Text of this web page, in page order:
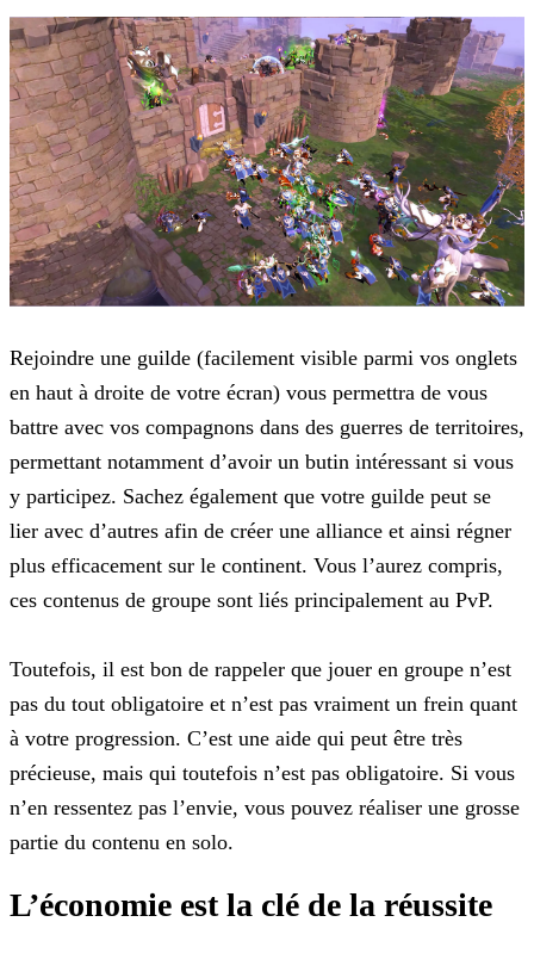
Rejoindre une guilde (facilement visible parmi vos onglets
en haut à droite de votre écran) vous permettra de vous
battre avec vos compagnons dans des guerres de territoires,
permettant notamment d’avoir un butin intéressant si vous
y participez. Sachez également que votre guilde peut se
lier avec d’autres afin de créer une alliance et ainsi régner
plus efficacement sur le continent. Vous l’aurez compris,
ces contenus de groupe sont liés principalement au PvP.
Toutefois, il est bon de rappeler que jouer en groupe n’est
pas du tout obligatoire et n’est pas vraiment un frein quant
à votre progression. C’est une aide qui peut être très
précieuse, mais qui toutefois n’est pas obligatoire. Si vous
n’en ressentez pas l’envie, vous pouvez réaliser une grosse
partie du contenu en solo.
L’économie est la clé de la réussite